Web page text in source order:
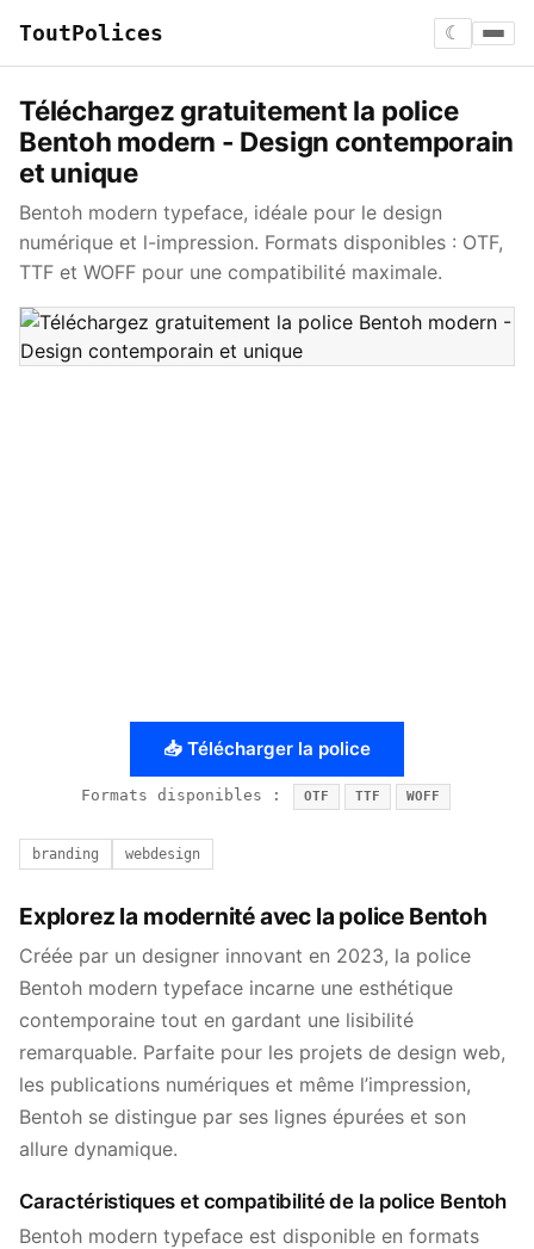
ToutPolices ☾
Téléchargez gratuitement la police
Bentoh modern - Design contemporain
et unique
Bentoh modern typeface, idéale pour le design
numérique et l-impression. Formats disponibles : OTF,
TTF et WOFF pour une compatibilité maximale.
📥 Télécharger la police
Formats disponibles : OTF TTF WOFF
branding webdesign
Explorez la modernité avec la police Bentoh
Créée par un designer innovant en 2023, la police
Bentoh modern typeface incarne une esthétique
contemporaine tout en gardant une lisibilité
remarquable. Parfaite pour les projets de design web,
les publications numériques et même l’impression,
Bentoh se distingue par ses lignes épurées et son
allure dynamique.
Caractéristiques et compatibilité de la police Bentoh
Bentoh modern typeface est disponible en formats